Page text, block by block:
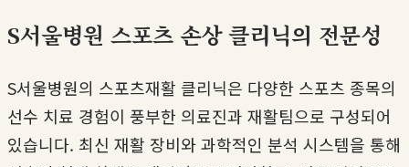
S서울병원 스포츠 손상 클리닉의 전문성
S서울병원의 스포츠재활 클리닉은 다양한 스포츠 종목의
선수 치료 경험이 풍부한 의료진과 재활팀으로 구성되어
있습니다. 최신 재활 장비와 과학적인 분석 시스템을 통해